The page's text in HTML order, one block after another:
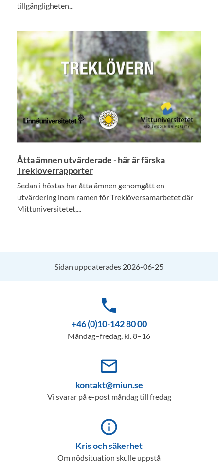
tillgängligheten...
Åtta ämnen utvärderade - här är färska
Treklöverrapporter
Sedan i höstas har åtta ämnen genomgått en
utvärdering inom ramen för Treklöversamarbetet där
Mittuniversitetet,...
Sidan uppdaterades 2026-06-25
phone
+46 (0)10-142 80 00
Måndag–fredag, kl. 8–16
mail_outline
kontakt@miun.se
Vi svarar på e-post måndag till fredag
info_outline
Kris och säkerhet
Om nödsituation skulle uppstå